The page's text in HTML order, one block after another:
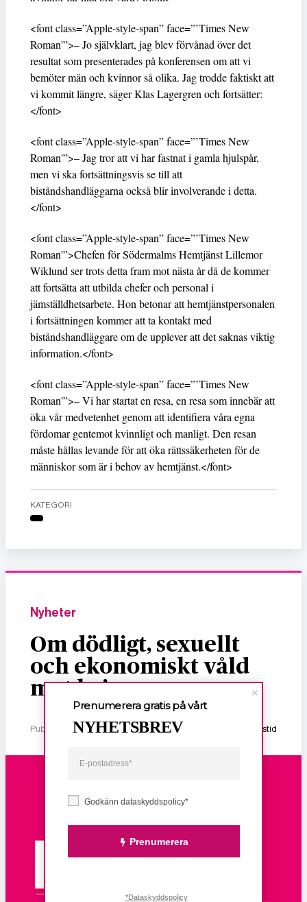
<font class=”Apple-style-span” face=”’Times New
Roman'”>– Jo självklart, jag blev förvånad över det
resultat som presenterades på konferensen om att vi
bemöter män och kvinnor så olika. Jag trodde faktiskt att
vi kommit längre, säger Klas Lagergren och fortsätter:
</font>
<font class=”Apple-style-span” face=”’Times New
Roman'”>– Jag tror att vi har fastnat i gamla hjulspår,
men vi ska fortsättningsvis se till att
biståndshandläggarna också blir involverande i detta.
</font>
<font class=”Apple-style-span” face=”’Times New
Roman'”>Chefen för Södermalms Hemtjänst Lillemor
Wiklund ser trots detta fram mot nästa år då de kommer
att fortsätta att utbilda chefer och personal i
jämställdhetsarbete. Hon betonar att hemtjänstpersonalen
i fortsättningen kommer att ta kontakt med
biståndshandläggare om de upplever att det saknas viktig
information.</font>
<font class=”Apple-style-span” face=”’Times New
Roman'”>– Vi har startat en resa, en resa som innebär att
öka vår medvetenhet genom att identifiera våra egna
fördomar gentemot kvinnligt och manligt. Den resan
måste hållas levande för att öka rättssäkerheten för de
människor som är i behov av hemtjänst.</font>
KATEGORI
Nyheter
Om dödligt, sexuellt
och ekonomiskt våld
mot kvinnor
Publicerad 2 januari, 2026 1 min lästid
Godkänn dataskyddspolicy*
Prenumerera
Prenumerera gratis på vårt
NYHETSBREV
*Dataskyddspolicy